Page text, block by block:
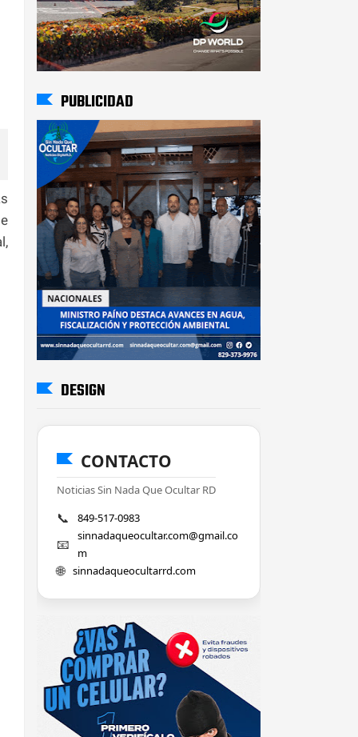
PUBLICIDAD
DESIGN
CONTACTO
Noticias Sin Nada Que Ocultar RD
📞 849-517-0983
📧
sinnadaqueocultar.com@gmail.co
m
🌐 sinnadaqueocultarrd.com